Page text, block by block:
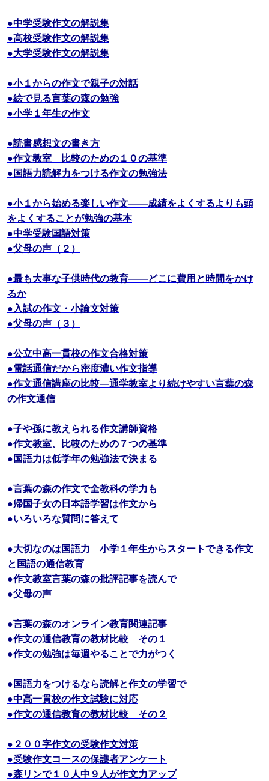
●中学受験作文の解説集
●高校受験作文の解説集
●大学受験作文の解説集
●小１からの作文で親子の対話
●絵で見る言葉の森の勉強
●小学１年生の作文
●読書感想文の書き方
●作文教室 比較のための１０の基準
●国語力読解力をつける作文の勉強法
●小１から始める楽しい作文――成績をよくするよりも頭
をよくすることが勉強の基本
●中学受験国語対策
●父母の声（２）
●最も大事な子供時代の教育――どこに費用と時間をかけ
るか
●入試の作文・小論文対策
●父母の声（３）
●公立中高一貫校の作文合格対策
●電話通信だから密度濃い作文指導
●作文通信講座の比較―通学教室より続けやすい言葉の森
の作文通信
●子や孫に教えられる作文講師資格
●作文教室、比較のための７つの基準
●国語力は低学年の勉強法で決まる
●言葉の森の作文で全教科の学力も
●帰国子女の日本語学習は作文から
●いろいろな質問に答えて
●大切なのは国語力 小学１年生からスタートできる作文
と国語の通信教育
●作文教室言葉の森の批評記事を読んで
●父母の声
●言葉の森のオンライン教育関連記事
●作文の通信教育の教材比較 その１
●作文の勉強は毎週やることで力がつく
●国語力をつけるなら読解と作文の学習で
●中高一貫校の作文試験に対応
●作文の通信教育の教材比較 その２
●２００字作文の受験作文対策
●受験作文コースの保護者アンケート
●森リンで１０人中９人が作文力アップ